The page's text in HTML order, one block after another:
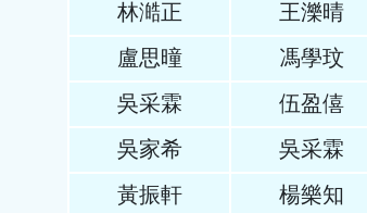
林澔正 王濼晴
盧思曈 馮學玟
吳采霖 伍盈僖
吳家希 吳采霖
黃振軒 楊樂知